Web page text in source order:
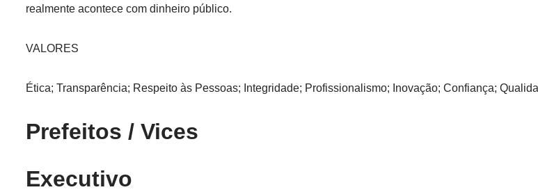
realmente acontece com dinheiro público.
VALORES
Ética; Transparência; Respeito às Pessoas; Integridade; Profissionalismo; Inovação; Confiança;
Prefeitos / Vices
Executivo